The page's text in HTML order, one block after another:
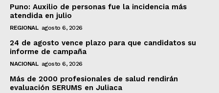
Puno: Auxilio de personas fue la incidencia más
atendida en julio
REGIONAL agosto 6, 2026
24 de agosto vence plazo para que candidatos su
informe de campaña
NACIONAL agosto 6, 2026
Más de 2000 profesionales de salud rendirán
evaluación SERUMS en Juliaca